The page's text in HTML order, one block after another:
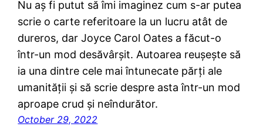
Nu aș fi putut să îmi imaginez cum s-ar putea
scrie o carte referitoare la un lucru atât de
dureros, dar Joyce Carol Oates a făcut-o
într-un mod desăvârșit. Autoarea reușește să
ia una dintre cele mai întunecate părți ale
umanității și să scrie despre asta într-un mod
aproape crud și neîndurător.
October 29, 2022